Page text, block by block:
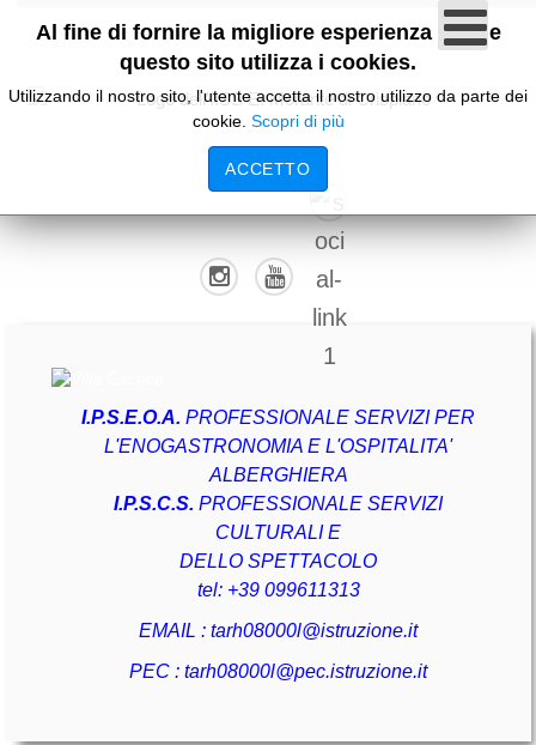
Al fine di fornire la migliore esperienza online
questo sito utilizza i cookies.
Utilizzando il nostro sito, l'utente accetta il nostro utilizzo da parte dei
cookie. Scopri di più
ACCETTO
I.P.S.E.O.A.PROFESSIONALE SERVIZI PER
L'ENOGASTRONOMIA E L'OSPITALITA'
ALBERGHIERA
I.P.S.C.S. PROFESSIONALE SERVIZI
CULTURALI E
DELLO SPETTACOLO
tel: +39 099611313
EMAIL :tarh08000l@istruzione.it
PEC :tarh08000l@pec.istruzione.it